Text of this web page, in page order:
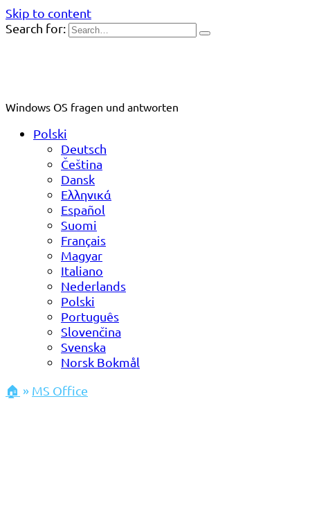
Skip to content
Search for:
Windows OS fragen und antworten
Polski
Deutsch
Čeština
Dansk
Ελληνικά
Español
Suomi
Français
Magyar
Italiano
Nederlands
Polski
Português
Slovenčina
Svenska
Norsk Bokmål
🏠 » MS Office